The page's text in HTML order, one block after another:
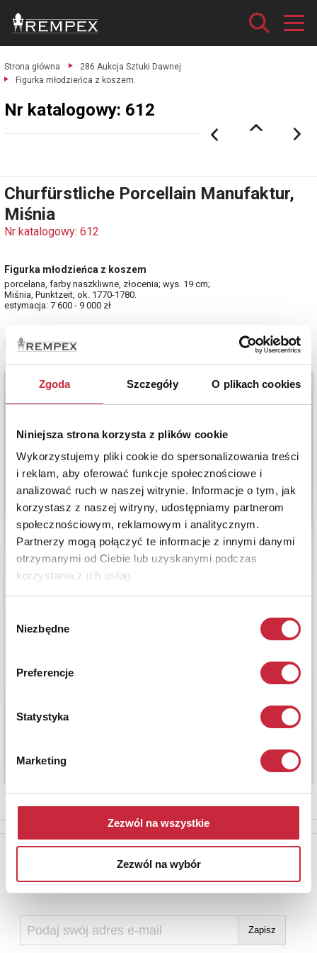
Zgoda Szczegóły O plikach cookies
Niniejsza strona korzysta z plików cookie
Wykorzystujemy pliki cookie do spersonalizowania treści
i reklam, aby oferować funkcje społecznościowe i
analizować ruch w naszej witrynie. Informacje o tym, jak
korzystasz z naszej witryny, udostępniamy partnerom
społecznościowym, reklamowym i analitycznym.
Partnerzy mogą połączyć te informacje z innymi danymi
otrzymanymi od Ciebie lub uzyskanymi podczas
korzystania z ich usług.
zgody
Niezbędne
Preferencje
Statystyka
Marketing
Zezwól na wszystkie
Zezwól na wybór
Strona główna
286 Aukcja Sztuki Dawnej
Figurka młodzieńca z koszem.
Nr katalogowy: 612
Churfürstliche Porcellain Manufaktur,
Miśnia
Nr katalogowy: 612
Figurka młodzieńca z koszem
porcelana, farby naszkliwne, złocenia; wys. 19 cm;
Miśnia, Punktzeit, ok. 1770-1780.
estymacja: 7 600 - 9 000 zł
Zobacz pełne informacje
Newsletter